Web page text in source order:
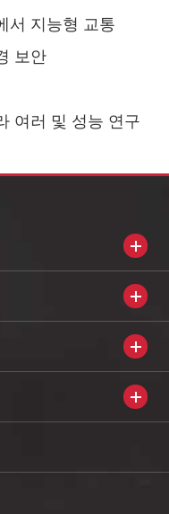
서 지능형 교통
보안
여러 및 성능 연구